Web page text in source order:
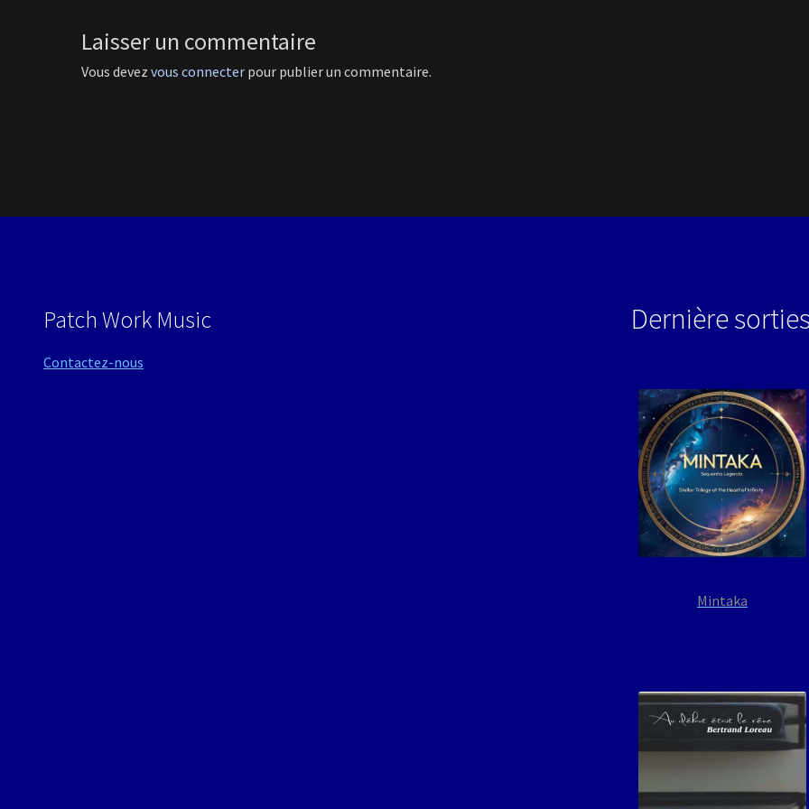
Laisser un commentaire
Vous devez vous connecterpour publier un commentaire.
Patch Work Music
Contactez-nous
Dernière
Mintaka